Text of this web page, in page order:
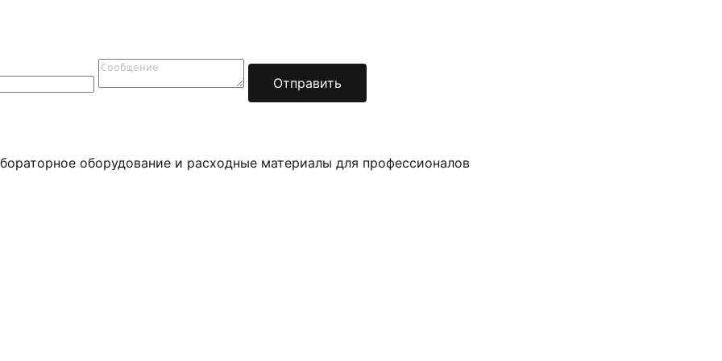
Отправить
оборудование и расходные материалы для профессионалов